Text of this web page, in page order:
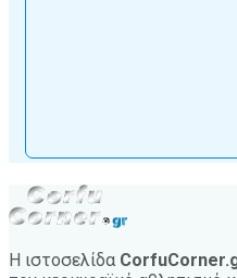
Η ιστοσελίδα